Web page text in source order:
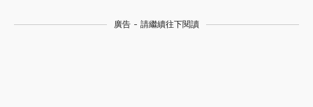
廣告 - 請繼續往下閱讀